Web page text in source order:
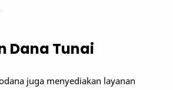
Dana Tunai
juga menyediakan layanan